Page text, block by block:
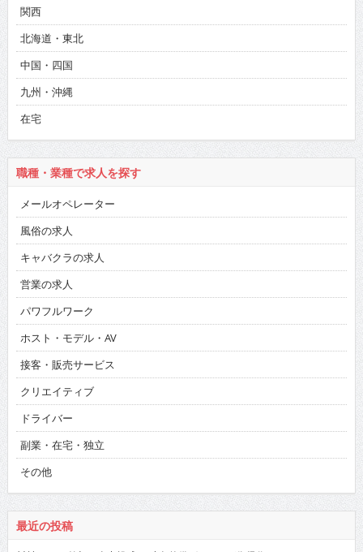
関西
北海道・東北
中国・四国
九州・沖縄
在宅
職種・業種で求人を探す
メールオペレーター
風俗の求人
キャバクラの求人
営業の求人
パワフルワーク
ホスト・モデル・AV
接客・販売サービス
クリエイティブ
ドライバー
副業・在宅・独立
その他
最近の投稿